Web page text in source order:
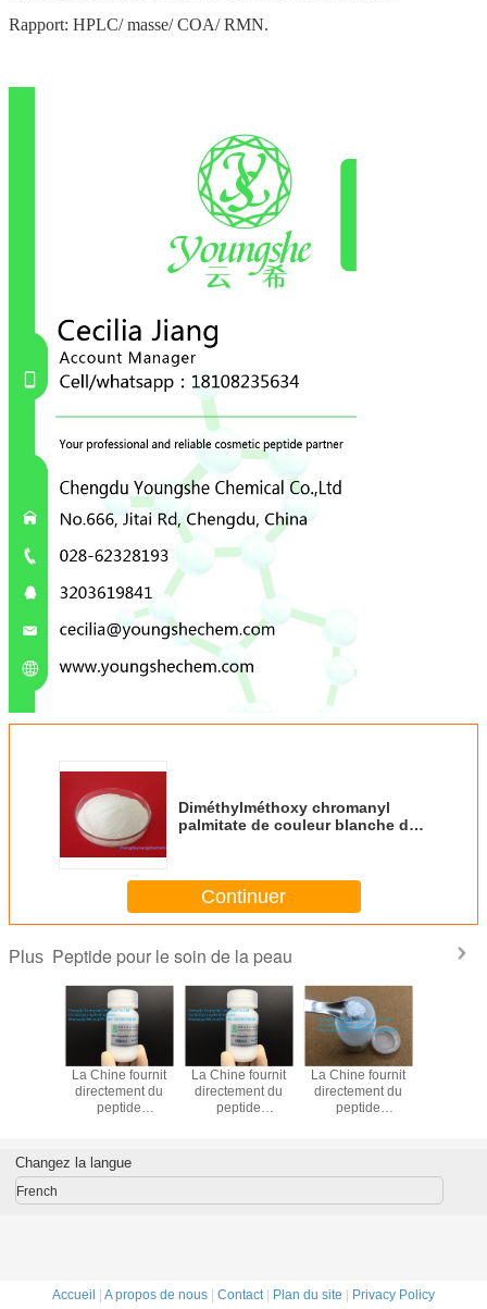
Rapport: HPLC/ masse/ COA/ RMN.
Diméthylméthoxy chromanyl
palmitate de couleur blanche de
Continuer
Plus Peptide pour le soin de la peau
haute
La Chine fournit
directement du
peptide
en poudre
blanche de haute
La Chine fournit
directement du
peptide
blanche de haute
La Chine fournit
directement du
peptide
blanche de haute
Changez la langue
French
Accueil A propos de nous Contact| Plan du site Privacy Policy